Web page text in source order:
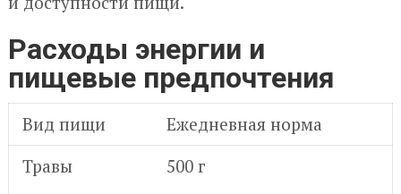
Расходы энергии и
пищевые предпочтения
Вид пищи
Ежедневная норма
Травы
500 г